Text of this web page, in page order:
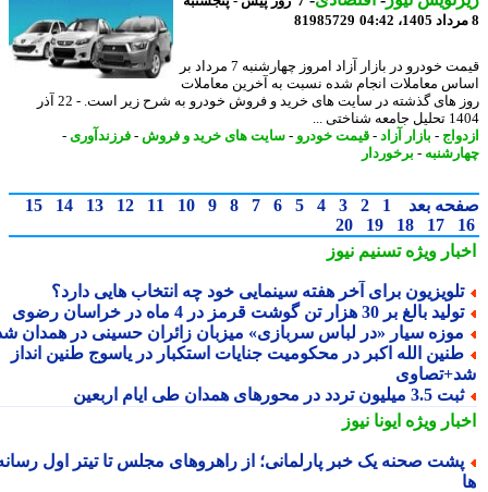
81985729
قیمت خودرو در بازار آزاد امروز چهارشنبه 7 مرداد بر
معاملات انجام شده نسبت به آخرین معاملات
روز های گذشته در سایت های خرید و فروش خودرو به شرح زیر است. - 22 آذر
شناختی ...
-بازار آزاد - قیمت خودرو-سایت های خرید و فروش -فرزندآوری -
-برخوردار
بعد 1
2
3
4
5
6
7
8
9
10
11
12
13
14
15
17
18
19
20
ویژهتسنیم نیوز
برای آخر هفته سینمایی خود چه انتخاب هایی دارد؟
بالغ بر 30 هزار تن گوشت قرمز در 4 ماه در خراسان رضوی
سیار «در لباس سربازی» میزبان زائران حسینی در همدان شد
الله اکبر در محکومیت جنایات استکبار در یاسوج طنین انداز
تردد در محورهای همدان طی ایام اربعین
ویژهایونا نیوز
صحنه یک خبر پارلمانی؛ از راهروهای مجلس تا تیتر اول رسانه